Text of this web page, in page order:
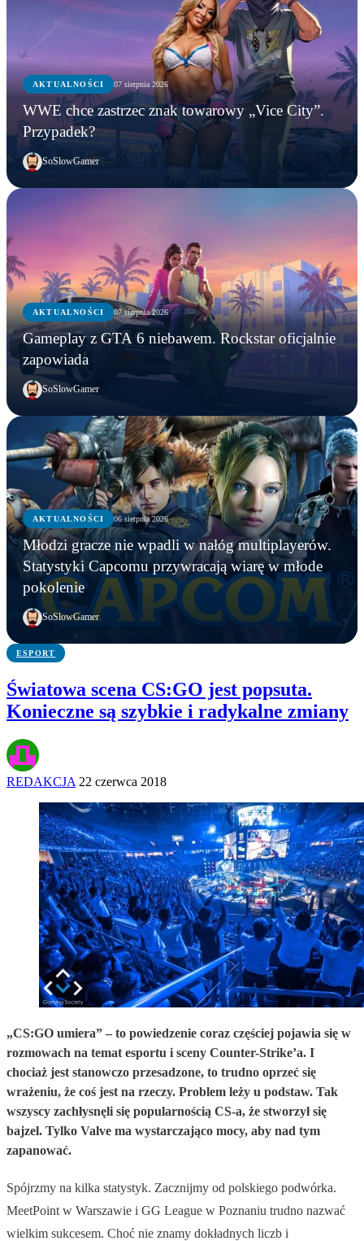
AKTUALNOŚCI 07 sierpnia 2026
WWE chce zastrzec znak towarowy „Vice City”.
Przypadek?
SoSlowGamer
AKTUALNOŚCI 07 sierpnia 2026
Gameplay z GTA 6 niebawem. Rockstar oficjalnie
zapowiada
SoSlowGamer
AKTUALNOŚCI 06 sierpnia 2026
Młodzi gracze nie wpadli w nałóg multiplayerów.
Statystyki Capcomu przywracają wiarę w młode
pokolenie
SoSlowGamer
AKTUALNOŚCI
WWE chce zastrzec znak towarowy „Vice City”.
Przypadek?
AKTUALNOŚCI
Gameplay z GTA 6 niebawem. Rockstar oficjalnie
zapowiada
AKTUALNOŚCI
Młodzi gracze nie wpadli w nałóg multiplayerów.
Statystyki Capcomu przywracają wiarę w młode
pokolenie
ESPORT
Światowa scena CS:GO jest popsuta.
Konieczne są szybkie i radykalne zmiany
REDAKCJA 22 czerwca 2018
„CS:GO umiera” – to powiedzenie coraz częściej pojawia się w
rozmowach na temat esportu i sceny Counter-Strike’a. I
chociaż jest stanowczo przesadzone, to trudno oprzeć się
wrażeniu, że coś jest na rzeczy. Problem leży u podstaw. Tak
wszyscy zachłysnęli się popularnością CS-a, że stworzył się
bajzel. Tylko Valve ma wystarczająco mocy, aby nad tym
zapanować.
Spójrzmy na kilka statystyk. Zacznijmy od polskiego podwórka.
MeetPoint w Warszawie i GG League w Poznaniu trudno nazwać
wielkim sukcesem. Choć nie znamy dokładnych liczb i